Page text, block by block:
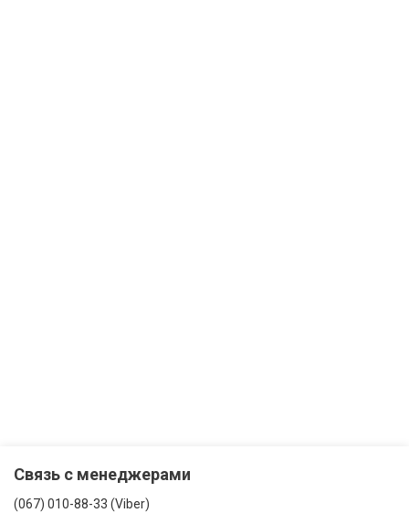
Связь с менеджерами
(067) 010-88-33 (Viber)